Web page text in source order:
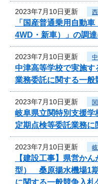
2023年7月10日更新
「国産普通乗用自動
4WD・新車）」の調
2023年7月10日更新
中津高等学校で実施
業務委託に関する一般
2023年7月10日更新
岐阜県立関特別支援
定期点検等委託業務
2023年7月10日更新
【建設工事】県営か
型） 桑原揚水機場1
に関する一般競争入札